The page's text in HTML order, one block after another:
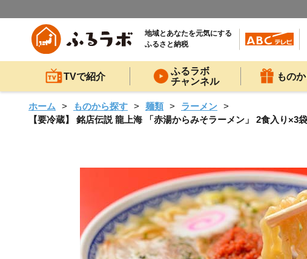
地域とあなたを元気にする
ふるさと納税
TVで紹介
ふるラボ
チャンネル
もの
ホーム ものから探す 麺類
ラーメン
【要冷蔵】 銘店伝説 龍上海 「赤湯からみそラーメン」 2食入り